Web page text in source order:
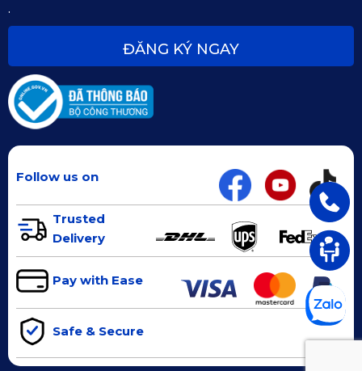
.
ĐĂNG KÝ NGAY
Follow us on
Trusted
Delivery
Pay with Ease
Safe & Secure